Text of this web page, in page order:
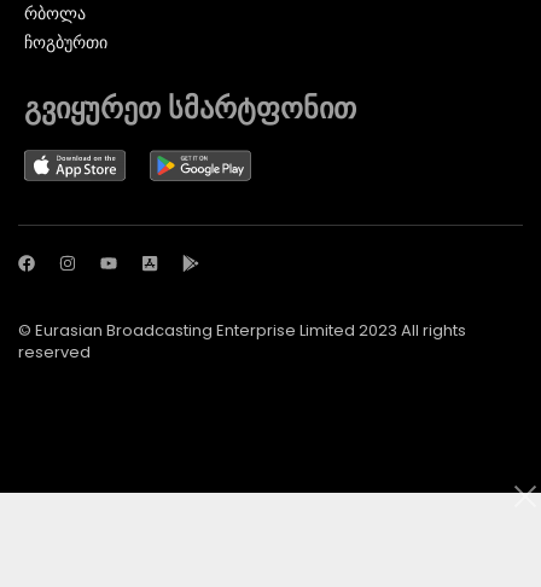
ᲠᲑᲝᲚᲐ
ᲩᲝᲒᲑᲣᲠᲗᲘ
გვიყურეთ სმარტფონით
© Eurasian Broadcasting Enterprise Limited 2023 All rights
reserved